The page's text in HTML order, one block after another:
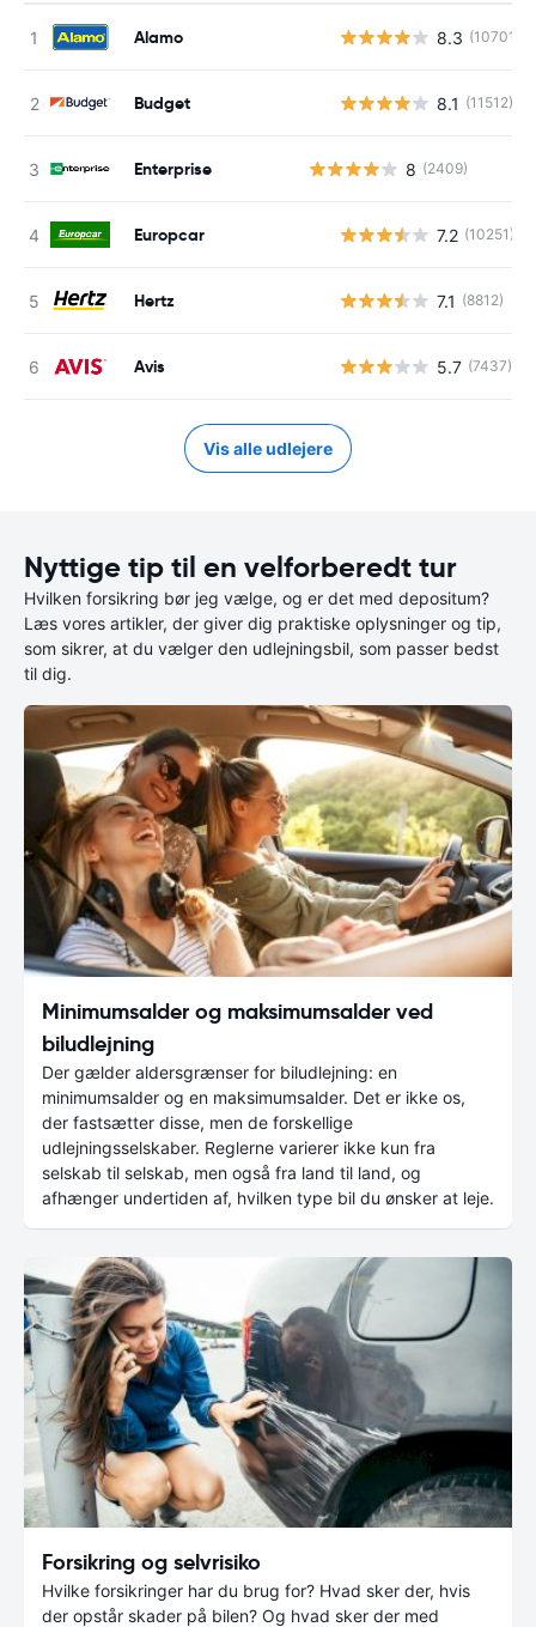
Alamo 8.3 (10701)
Budget 8.1 (11512)
Enterprise 8 (2409)
Europcar 7.2 (10251)
Hertz 7.1 (8812)
Avis 5.7 (7437)
Vis alle udlejere
Nyttige tip til en velforberedt tur
Hvilken forsikring bør jeg vælge, og er det med depositum?
Læs vores artikler, der giver dig praktiske oplysninger og tip,
som sikrer, at du vælger den udlejningsbil, som passer bedst
til dig.
Minimumsalder og maksimumsalder ved
biludlejning
Der gælder aldersgrænser for biludlejning: en
minimumsalder og en maksimumsalder. Det er ikke os,
der fastsætter disse, men de forskellige
udlejningsselskaber. Reglerne varierer ikke kun fra
selskab til selskab, men også fra land til land, og
afhænger undertiden af, hvilken type bil du ønsker at leje.
Forsikring og selvrisiko
Hvilke forsikringer har du brug for? Hvad sker der, hvis
der opstår skader på bilen? Og hvad sker der med